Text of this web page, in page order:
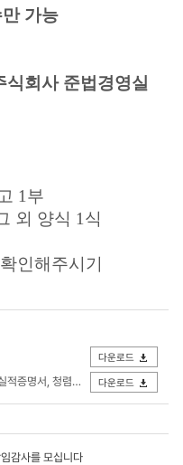
가능
회사 준법경영실
1부
외 양식 1식
인해주시기
다운로드
인정보동의서) 1식.hwp 다운로드
감사를 모십니다